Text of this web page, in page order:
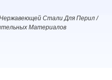
Стали Для Перил /
Материалов